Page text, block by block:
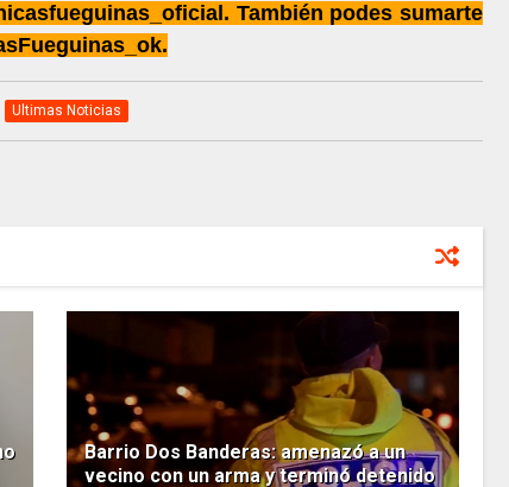
También podes sumarte
Ultimas Noticias
Barrio Dos Banderas: amenazó a un
vecino con un arma y terminó detenido